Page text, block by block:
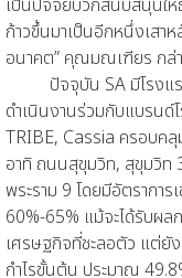
เป็นปัจจัยบวกสนับสนุนให้
ก้าวขึ้นมาเป็นอีกหนึ่งเสา
อนาคต” คุณมณเฑียร กล่
ปัจจุบัน SA มีโรงแรม
ดำเนินงานร่วมกับแบรนด์
TRIBE, Cassia ครอบค
อาทิ ถนนสุขุมวิท, สุขุมวิท
พระราม 9 โดยมีอัตรากา
60%-65% แม้จะได้รับผ
เศรษฐกิจที่ชะลอตัว แต่ยั
กำไรขั้นต้น ประมาณ